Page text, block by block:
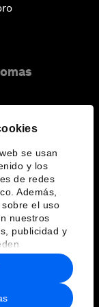
se usan
y los
de redes
Además,
el uso
nuestros
publicidad y
que les
hayan
que haya